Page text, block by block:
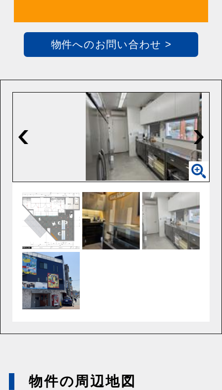
物件へのお問い合わせ >
物件の周辺地図